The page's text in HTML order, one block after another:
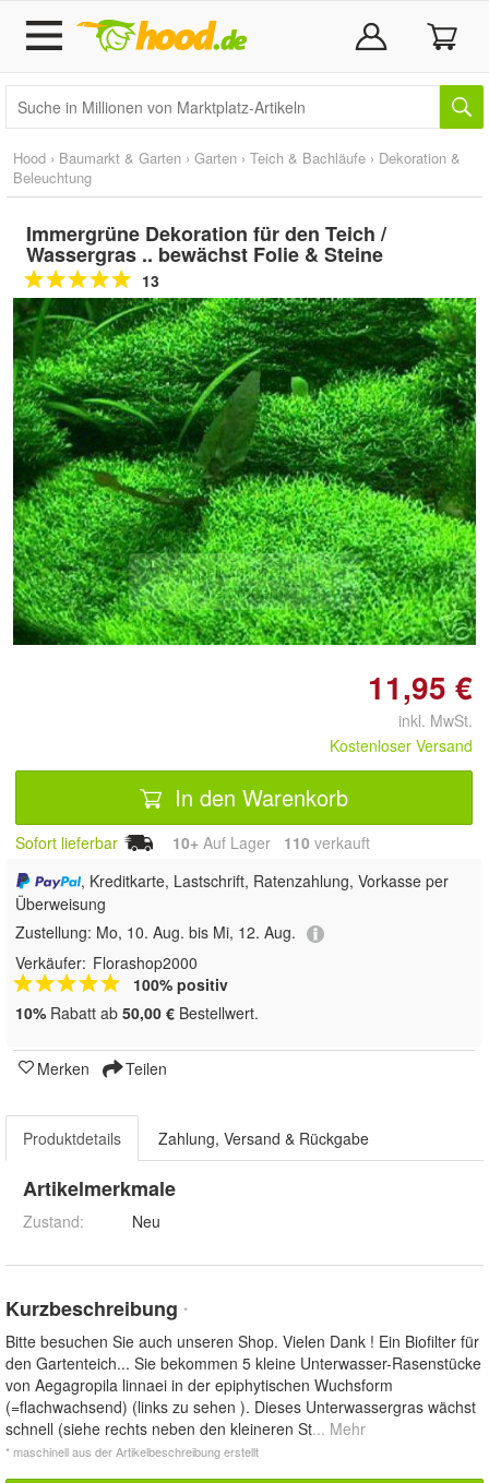
Hood › Baumarkt & Garten › Garten › Teich & Bachläufe › Dekoration &
Beleuchtung
Immergrüne Dekoration für den Teich /
Wassergras .. bewächst Folie & Steine
13
Doppelt antippen zum
vergrößern
11,95 €
inkl. MwSt.
Kostenloser Versand
In den Warenkorb
Sofort lieferbar 10+ Auf Lager 110 verkauft
, Kreditkarte, Lastschrift, Ratenzahlung, Vorkasse per
Überweisung
Zustellung: Mo, 10. Aug. bis Mi, 12. Aug.
Verkäufer: Florashop2000
100% positiv
10% Rabatt ab 50,00 € Bestellwert.
Merken Teilen
Produktdetails Zahlung, Versand & Rückgabe
Artikelmerkmale
Zustand: Neu
Kurzbeschreibung *
Bitte besuchen Sie auch unseren Shop. Vielen Dank ! Ein Biofilter für
den Gartenteich... Sie bekommen 5 kleine Unterwasser-Rasenstücke
von Aegagropila linnaei in der epiphytischen Wuchsform
(=flachwachsend) (links zu sehen ). Dieses Unterwassergras wächst
schnell (siehe rechts neben den kleineren St... Mehr
* maschinell aus der Artikelbeschreibung erstellt